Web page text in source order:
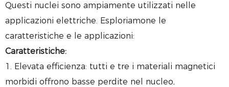
Questi nuclei sono ampiamente utilizzati nelle
applicazioni elettriche. Esploriamone le
caratteristiche e le applicazioni:
Caratteristiche:
1. Elevata efficienza: tutti e tre i materiali magnetici
morbidi offrono basse perdite nel nucleo,